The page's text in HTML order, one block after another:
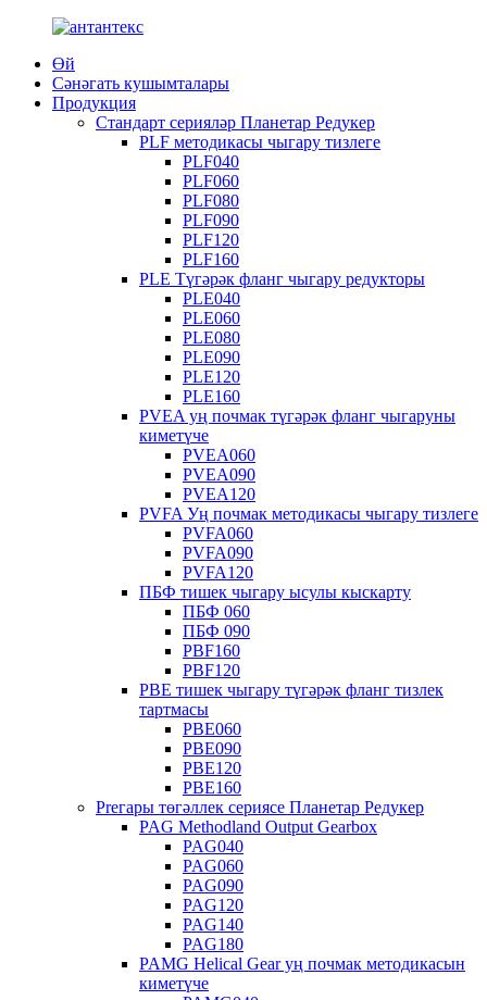
Өй
Сәнәгать кушымталары
Продукция
Стандарт серияләр Планетар Редукер
PLF методикасы чыгару тизлеге
PLF040
PLF060
PLF080
PLF090
PLF120
PLF160
PLE Түгәрәк фланг чыгару редукторы
PLE040
PLE060
PLE080
PLE090
PLE120
PLE160
PVEA уң почмак түгәрәк фланг чыгаруны
киметүче
PVEA060
PVEA090
PVEA120
PVFA Уң почмак методикасы чыгару тизлеге
PVFA060
PVFA090
PVFA120
ПБФ тишек чыгару ысулы кыскарту
ПБФ 060
ПБФ 090
PBF160
PBF120
PBE тишек чыгару түгәрәк фланг тизлек
тартмасы
PBE060
PBE090
PBE120
PBE160
Preгары төгәллек сериясе Планетар Редукер
PAG Methodland Output Gearbox
PAG040
PAG060
PAG090
PAG120
PAG140
PAG180
PAMG Helical Gear уң почмак методикасын
киметүче